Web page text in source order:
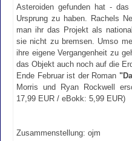
Asteroiden gefunden hat -
Ursprung zu haben. Rachels
man ihr das Projekt als
sie nicht zu bremsen. Umso
ihre eigene Vergangenheit zu
das Objekt auch noch auf die
Ende Februar ist der Roman
Morris und Ryan Rockwell
17,99 EUR / eBokk: 5,99 EUR)
Zusammenstellung: ojm